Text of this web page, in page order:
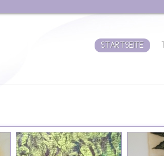
STARTSEITE